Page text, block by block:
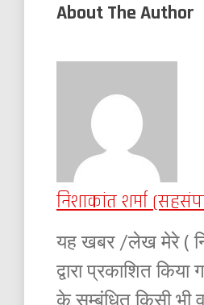
About The Author
निशाकांत शर्मा
यह खबर /लेख मेरे (
द्वारा प्रकाशित
के सम्बंधित किसी भी